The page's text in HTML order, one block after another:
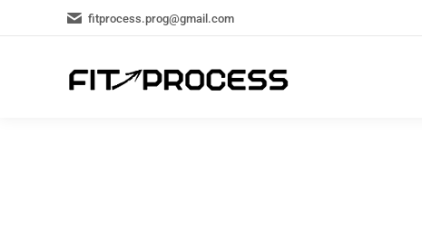
fitprocess.prog@gmail.com